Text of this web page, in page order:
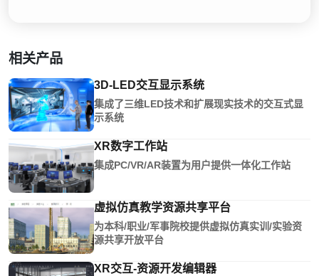
相关产品
3D-LED交互显示系统
集成了三维LED技术和扩展现实技术的交互式显
示系统
XR数字工作站
集成PC/VR/AR装置为用户提供一体化工作站
虚拟仿真教学资源共享平台
为本科/职业/军事院校提供虚拟仿真实训/实验资
源共享开放平台
XR交互-资源开发编辑器